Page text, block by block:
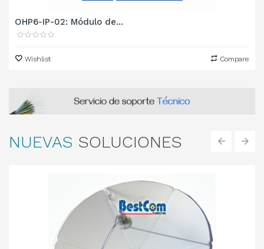
OHP6-IP-02: Módulo de...
Wishlist Compare
NUEVAS SOLUCIONES